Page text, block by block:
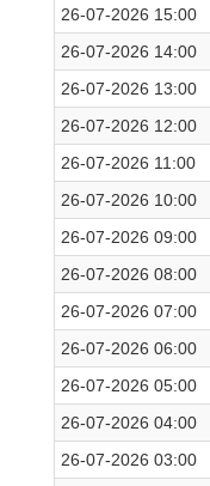
26-07-2026 15:00
26-07-2026 14:00
26-07-2026 13:00
26-07-2026 12:00
26-07-2026 11:00
26-07-2026 10:00
26-07-2026 09:00
26-07-2026 08:00
26-07-2026 07:00
26-07-2026 06:00
26-07-2026 05:00
26-07-2026 04:00
26-07-2026 03:00